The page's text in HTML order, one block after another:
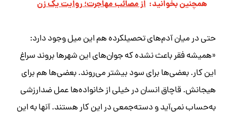
همچنین بخوانید: از مصائب مهاجرت؛ روایت یک زن
حتی در میان آدم‌های تحصیلکرده هم این میل وجود دارد:
«همیشه فقر باعث نشده که جوان‌های این شهر‌ها بروند سراغ
این کار. بعضی‌ها برای سود بیشتر می‌روند. بعضی‌ها هم برای
هیجانش. قاچاق انسان در خیلی از خانواده‌ها عمل ضدارزشی
به‌حساب نمی‌آید و دسته‌جمعی در این کار هستند. آنها به این